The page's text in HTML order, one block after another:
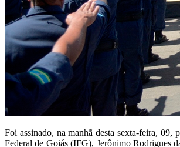
Foi assinado, na manhã desta sexta-feira, 09,
Federal de Goiás (IFG), Jerônimo Rodrigues